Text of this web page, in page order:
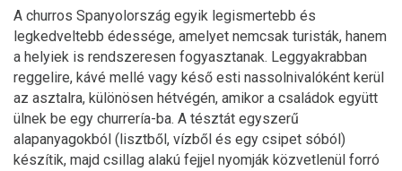
A churros Spanyolország egyik legismertebb és
legkedveltebb édessége, amelyet nemcsak turisták, hanem
a helyiek is rendszeresen fogyasztanak. Leggyakrabban
reggelire, kávé mellé vagy késő esti nassolnivalóként kerül
az asztalra, különösen hétvégén, amikor a családok együtt
ülnek be egy churrería-ba. A tésztát egyszerű
alapanyagokból (lisztből, vízből és egy csipet sóból)
készítik, majd csillag alakú fejjel nyomják közvetlenül forró